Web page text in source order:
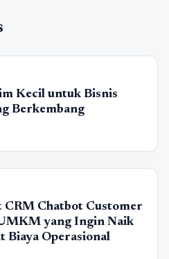
Kecil untuk Bisnis
Berkembang
CRM Chatbot Customer
yang Ingin Naik
Biaya Operasional